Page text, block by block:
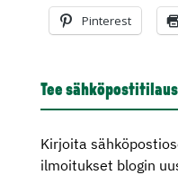
Pinterest
Tee
Kirjoita
ilmoitukset blogin